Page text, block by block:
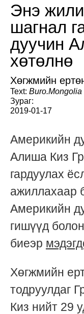
Энэ
шагнал
дуучин
хөтөлнө
Хөгжмийн
Text: Buro.Mongolia
Зураг:
2019-01-17
Америкийн
Алиша Киз
гардуулах
ажиллахаар
Америкийн
гишүүд
биеэр
Хөгжмийн
тодруулдаг
Киз нийт 29